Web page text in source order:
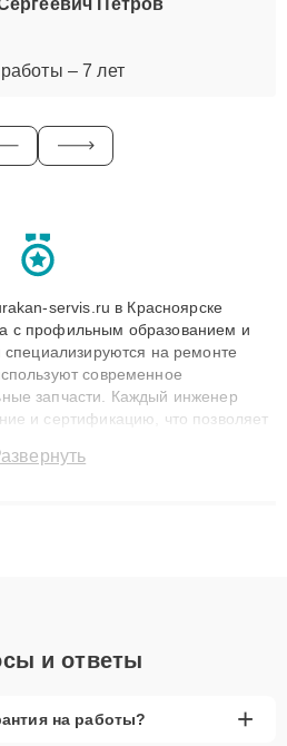
– 7 лет
servis.ru в Красноярске
с профильным образованием и
на ремонте
современное
запчасти. Каждый инженер
и сертификацию, что позволяет
до 3 лет. Наши мастера
и ответы
на работы? +